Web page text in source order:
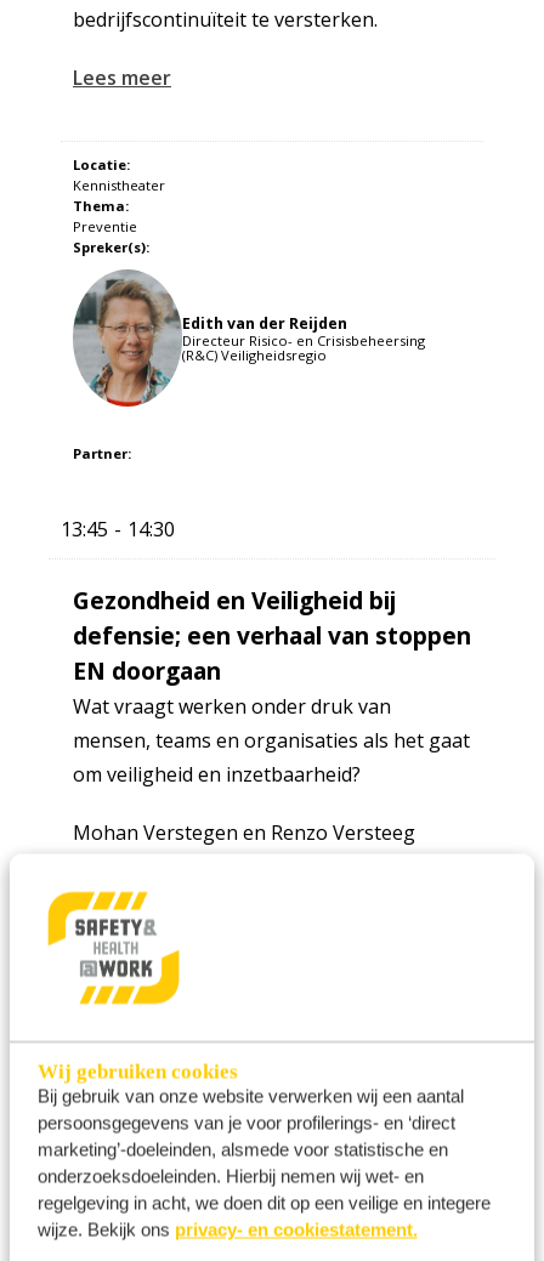
Wij gebruiken cookies
Bij gebruik van onze website verwerken wij een aantal
persoonsgegevens van je voor profilerings- en ‘direct
marketing’-doeleinden, alsmede voor statistische en
onderzoeksdoeleinden. Hierbij nemen wij wet- en
regelgeving in acht, we doen dit op een veilige en integere
wijze. Bekijk ons privacy- en cookiestatement.
bedrijfscontinuïteit te versterken.
Lees meer
Locatie:
Kennistheater
Thema:
Preventie
Spreker(s):
Edith van der Reijden
Directeur Risico- en Crisisbeheersing
(R&C) Veiligheidsregio
Partner:
13:45 14:30
Gezondheid en Veiligheid bij
defensie; een verhaal van stoppen
EN doorgaan
Wat vraagt werken onder druk van
mensen, teams en organisaties als het gaat
om veiligheid en inzetbaarheid?
Mohan Verstegen en Renzo Versteeg
veiligheid samenkomen binnen Defensie.
Vanuit hun praktijk laten zij zien welke rol
gedrag, cultuur en leiderschap spelen in
het versterken van duurzaam gezond en
veilig werken.
Aan de hand van ervaringen uit de militaire
praktijk ontdek je hoe je veiligheid en
inzetbaarheid structureel verbetert, juist in
omgevingen waar de druk hoog is.